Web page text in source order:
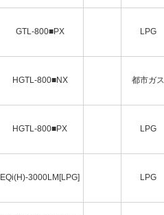
GTL-800■PX LPG
HGTL-800■NX 都市ガス
HGTL-800■PX LPG
EQi(H)-3000LM[LPG] LPG